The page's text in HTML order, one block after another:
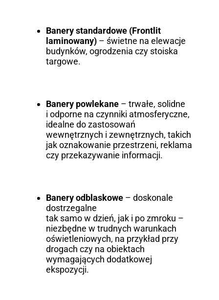
Banery standardowe (Frontlit
laminowany)– świetne na elewacje
budynków, ogrodzenia czy stoiska
targowe.
Banery powlekane– trwałe, solidne
i odporne na czynniki atmosferyczne,
idealne do zastosowań
wewnętrznych i zewnętrznych, takich
jak oznakowanie przestrzeni, reklama
czy przekazywanie informacji.
Banery odblaskowe– doskonale
dostrzegalne
tak samo w dzień, jak i po zmroku –
niezbędne w trudnych warunkach
oświetleniowych, na przykład przy
drogach czy na obiektach
wymagających dodatkowej
ekspozycji.